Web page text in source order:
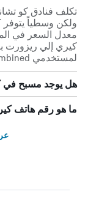
معدل السعر في
لمستخدمي HotelsCombined الذين يخططون لزيارة كو تشانغ.
هل يوجد مسبح في
ما هو رقم هاتف